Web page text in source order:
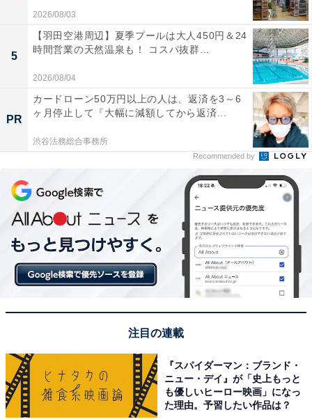
2026/08/03
5
【羽田空港周辺】夏季プールは大人450円＆24
時間営業の天然温泉も！ コスパ抜群...
2026/08/04
PR
カードローン50万円以上の人は、返済を3～6
ヶ月停止して『大幅に減額してから返済...
渋谷法務総合事務所
Recommended by
注目の連載
『スパイダーマン：ブランド・
ニュー・デイ』が「史上もっと
も優しいヒーロー映画」になっ
た理由。予習したい作品は？